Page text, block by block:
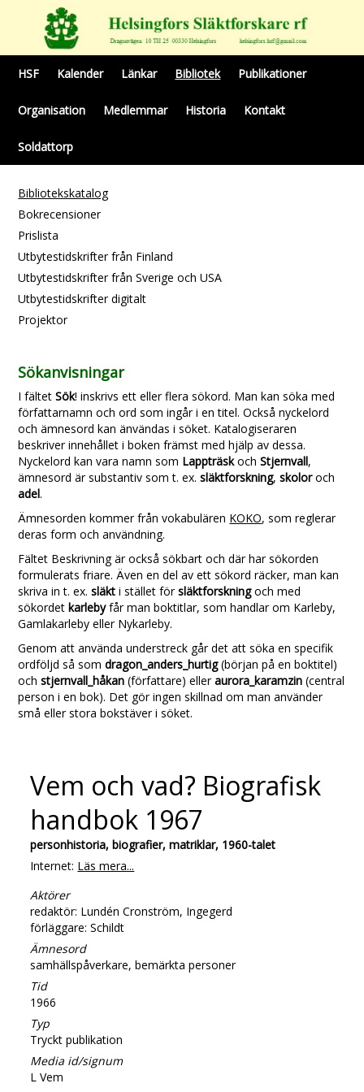
HSF Kalender Länkar Bibliotek Publikationer
Organisation Medlemmar Historia Kontakt
Soldattorp
Bibliotekskatalog
Bokrecensioner
Prislista
Utbytestidskrifter från Finland
Utbytestidskrifter från Sverige och USA
Utbytestidskrifter digitalt
Projektor
Sökanvisningar
I fältetSök! inskrivs ett eller flera sökord. Man kan söka med
författarnamn och ord som ingår i en titel. Också nyckelord
och ämnesord kan änvändas i söket. Katalogiseraren
beskriver innehållet i boken främst med hjälp av dessa.
Nyckelord kan vara namn som LappträskochStjernvall,
ämnesord är substantiv som t. ex.släktforskning,skoloroch
adel.
Ämnesorden kommer från vokabulären KOKO, som reglerar
deras form och användning.
Fältet Beskrivning är också sökbart och där har sökorden
formulerats friare. Även en del av ett sökord räcker, man kan
skriva in t. ex.släkti stället försläktforskningoch med
sökordetkarlebyfår man boktitlar, som handlar om Karleby,
Gamlakarleby eller Nykarleby.
Genom att använda understreck går det att söka en specifik
ordföljd så somdragon_anders_hurtig(början på en boktitel)
ochstjernvall_håkan (författare) elleraurora_karamzin (central
person i en bok). Det gör ingen skillnad om man använder
små eller stora bokstäver i söket.
Vem och vad? Biografisk
handbok 1967
personhistoria, biografier, matriklar, 1960-talet
Internet: Läs mera...
Aktörer
redaktör: Lundén Cronström, Ingegerd
förläggare: Schildt
Ämnesord
samhällspåverkare, bemärkta personer
Tid
1966
Typ
Tryckt publikation
Media id/signum
L Vem